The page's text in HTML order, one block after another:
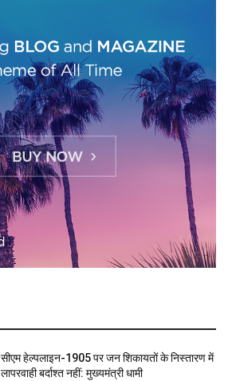
सीएम हेल्पलाइन-1905 पर जन शिकायतों के निस्तारण में
लापरवाही बर्दाश्त नहीं: मुख्यमंत्री धामी